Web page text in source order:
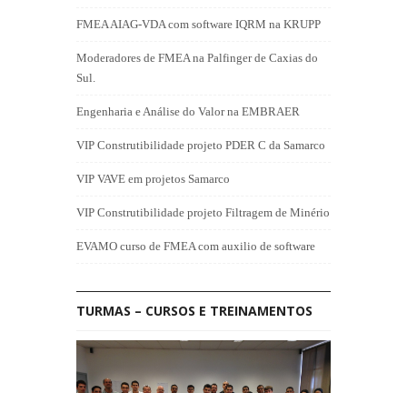
FMEA AIAG-VDA com software IQRM na KRUPP
Moderadores de FMEA na Palfinger de Caxias do
Sul.
Engenharia e Análise do Valor na EMBRAER
VIP Construtibilidade projeto PDER C da Samarco
VIP VAVE em projetos Samarco
VIP Construtibilidade projeto Filtragem de Minério
EVAMO curso de FMEA com auxilio de software
TURMAS – CURSOS E TREINAMENTOS